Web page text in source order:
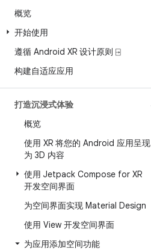
概览
开始使用
遵循 Android XR 设计原则 ⍈
构建自适应应用
打造沉浸式体验
概览
使用 XR 将您的 Android 应用呈现
为 3D 内容
使用 Jetpack Compose for XR
开发空间界面
为空间界面实现 Material Design
使用 View 开发空间界面
为应用添加空间功能